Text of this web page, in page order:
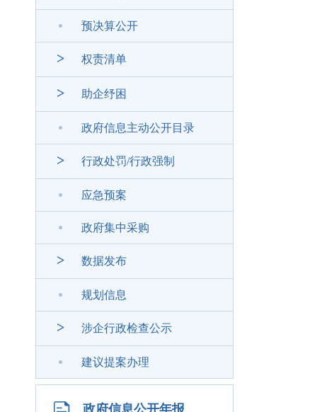
预决算公开
> 权责清单
> 助企纾困
政府信息主动公开目录
> 行政处罚/行政强制
应急预案
政府集中采购
> 数据发布
规划信息
> 涉企行政检查公示
建议提案办理
政府信息公开年报